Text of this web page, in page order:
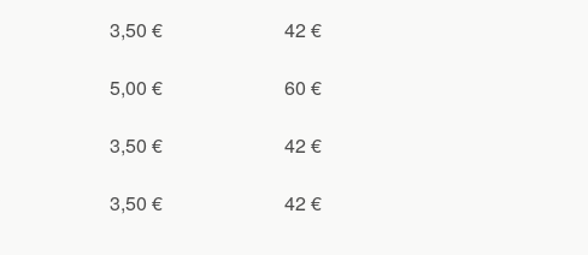
3,50 € 42 €
5,00 € 60 €
3,50 € 42 €
3,50 € 42 €